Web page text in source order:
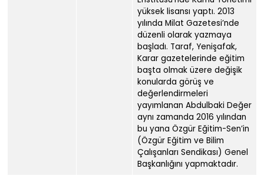
yüksek lisansı yaptı. 2013
yılında Milat Gazetesi’nde
düzenli olarak yazmaya
başladı. Taraf, Yenişafak,
Karar gazetelerinde eğitim
başta olmak üzere değişik
konularda görüş ve
değerlendirmeleri
yayımlanan Abdulbaki Değer
aynı zamanda 2016 yılından
bu yana Özgür Eğitim-Sen’in
(Özgür Eğitim ve Bilim
Çalışanları Sendikası) Genel
Başkanlığını yapmaktadır.